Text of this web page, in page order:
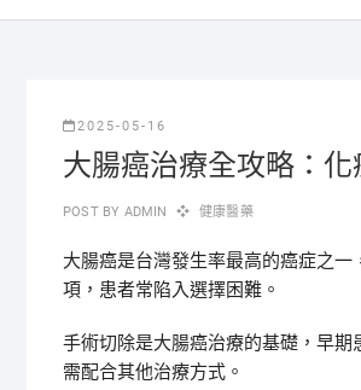
2025-05-16
大腸癌治療全攻略：
POST BY ADMIN 健康醫藥
大腸癌是台灣發生率最高的癌症之
項，患者常陷入選擇困難。
手術切除是大腸癌治療的基礎，早
需配合其他治療方式。